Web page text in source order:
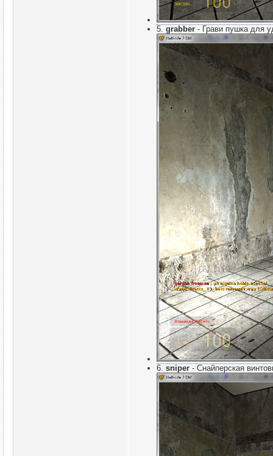
5. grabber - Грави пушка для
6. sniper - Снайперская